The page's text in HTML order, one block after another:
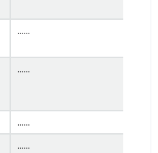
......
......
......
......